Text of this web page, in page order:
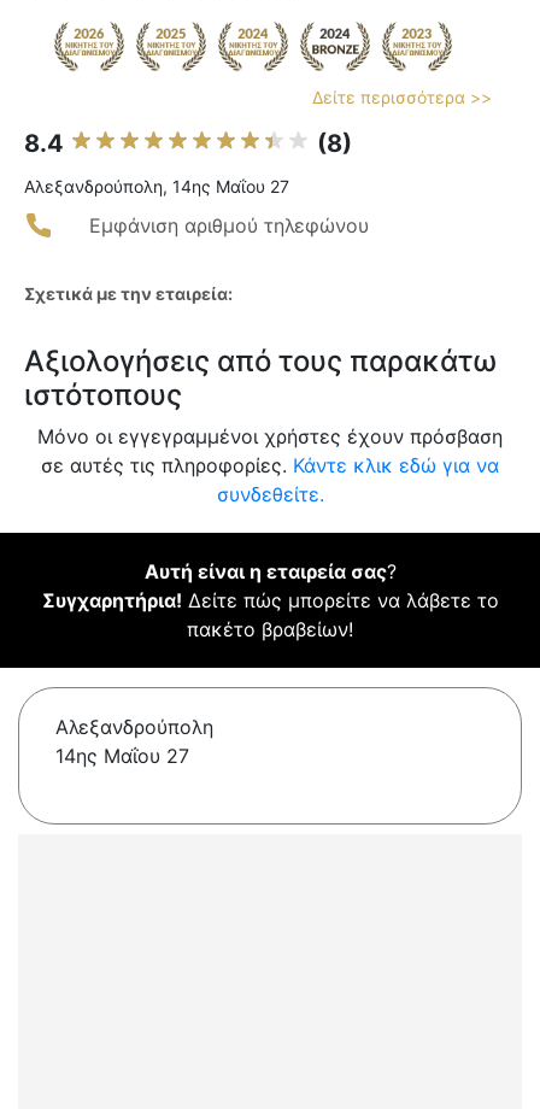
Δείτε περισσότερα >>
8.4 (8)
Αλεξανδρούπολη, 14ης Μαΐου 27
Εμφάνιση αριθμού τηλεφώνου
Σχετικά με την εταιρεία:
Αξιολογήσεις από τους παρακάτω
ιστότοπους
Μόνο οι εγγεγραμμένοι χρήστες έχουν πρόσβαση
σε αυτές τις πληροφορίες. Κάντε κλικ εδώ για να
συνδεθείτε.
Αυτή είναι η εταιρεία σας?
Συγχαρητήρια! Δείτε πώς μπορείτε να λάβετε το
πακέτο βραβείων!
Αλεξανδρούπολη
14ης Μαΐου 27